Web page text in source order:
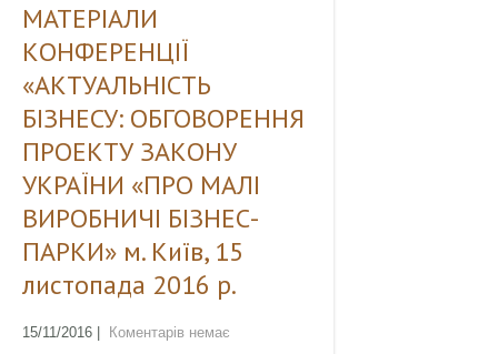
МАТЕРІАЛИ
КОНФЕРЕНЦІЇ
«АКТУАЛЬНІСТЬ
БІЗНЕСУ: ОБГОВОРЕННЯ
ПРОЕКТУ ЗАКОНУ
УКРАЇНИ «ПРО МАЛІ
ВИРОБНИЧІ БІЗНЕС-
ПАРКИ» м. Київ, 15
листопада 2016 р.
15/11/2016 Коментарів немає